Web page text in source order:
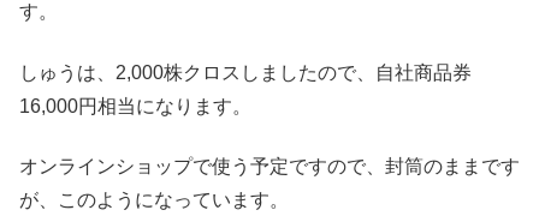
す。
しゅうは、2,000株クロスしましたので、自社商品券
16,000円相当になります。
オンラインショップで使う予定ですので、封筒のままです
が、このようになっています。